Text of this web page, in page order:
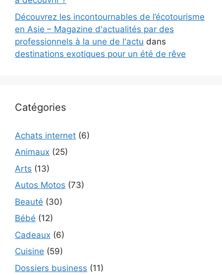
Découvrez les incontournables de l’écotourisme
en Asie – Magazine d'actualités par des
professionnels à la une de l'actu dans
destinations exotiques pour un été de rêve
Catégories
Achats internet (6)
Animaux (25)
Arts (13)
Autos Motos (73)
Beauté (30)
Bébé (12)
Cadeaux (6)
Cuisine (59)
Dossiers business (11)